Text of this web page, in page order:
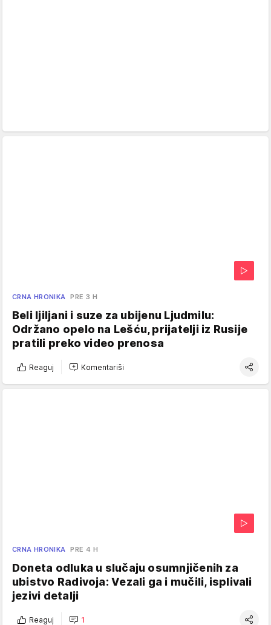
CRNA HRONIKA PRE 3 H
Beli ljiljani i suze za ubijenu Ljudmilu:
Održano opelo na Lešću, prijatelji iz Rusije
pratili preko video prenosa
Reaguj Komentariši
CRNA HRONIKA PRE 4 H
Doneta odluka u slučaju osumnjičenih za
ubistvo Radivoja: Vezali ga i mučili, isplivali
jezivi detalji
Reaguj 1